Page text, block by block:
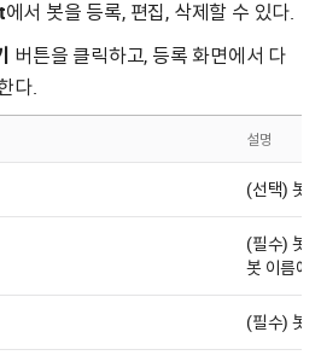
에서 봇을 등록, 편집, 삭제할 수 있다.
버튼을 클릭하고, 등록 화면에서 다
다.
설명
(선택) 봇
(필수) 봇
봇 이름에
(필수) 봇